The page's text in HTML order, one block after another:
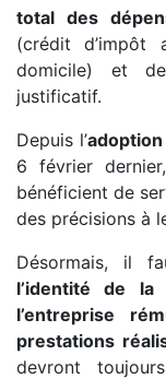
total des
(crédit d’impôt
domicile) et
justificatif.
Depuis l’
6 février
bénéficient de
des précisions à
Désormais, il
l’identité de la
l’entreprise
prestations
devront